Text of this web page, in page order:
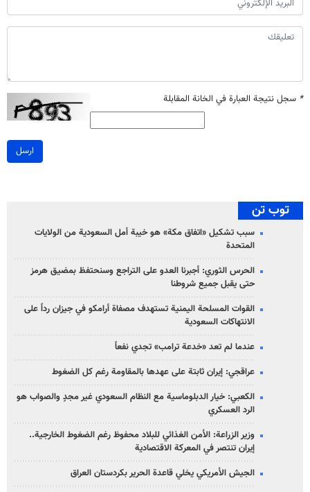
* سجل نتيجة العبارة في الخانة المقابلة
ارسل
توب تن
سبب تشكيل «اتفاق مكة» هو خيبة أمل السعودية من الولايات
المتحدة
الحرس الثوري: أجبرنا العدو على التراجع وسنحتفظ بمضيق هرمز
حتى يقبل جميع شروطنا
القوات المسلحة اليمنية تستهدف مصفاة أرامكو في جيزان رداً على
الانتهاكات السعودية
عندما لم تعد «خدعة ترامب» تجدي نفعاً
عراقجي: إيران ثابتة على عهدها بالمقاومة رغم كل الضغوط
الكعبي: خيار الدبلوماسية مع النظام السعودي غير مجدٍ والصواب هو
الرد العسكري
وزير الزراعة: الأمن الغذائي للبلاد محفوظ رغم الضغوط الخارجية..
إيران تنتصر في المعركة الاقتصادية
الجيش الأمريكي يخلي قاعدة الحرير بكردستان العراق